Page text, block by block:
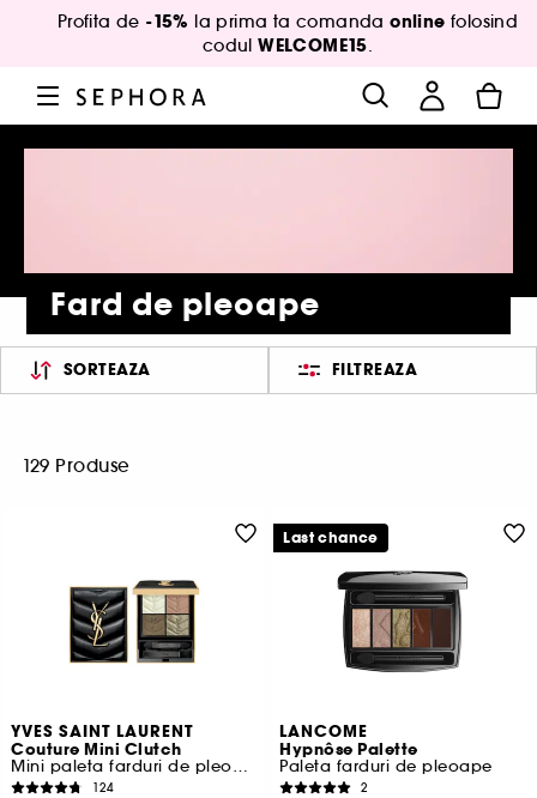
Profita de -15% la prima ta comandaonline folosind
codulWELCOME15.
Fard de pleoape
SORTEAZA FILTREAZA
129 Produse
YVES SAINT LAURENT
Couture Mini Clutch
Mini paleta farduri de pleoape
124
LANCOME
Hypnôse Palette
Paleta farduri de pleoape
2
Last chance